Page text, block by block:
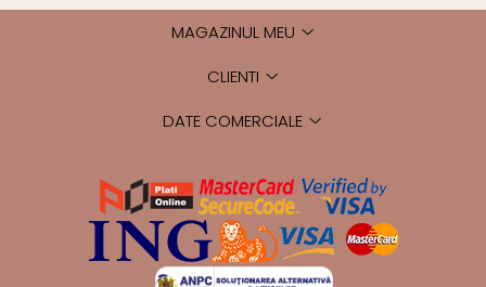
MAGAZINUL MEU
CLIENTI
DATE COMERCIALE